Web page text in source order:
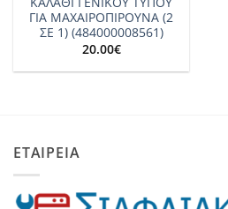
ΓΙΑ ΜΑΧΑΙΡΟΠΙΡΟΥΝΑ (2
ΣΕ 1) (484000008561)
20.00€
ΕΤΑΙΡΕΙΑ